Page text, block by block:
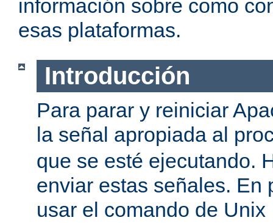
información sobre como
esas plataformas.
Introducción
Para parar y reiniciar
la señal apropiada al
que se esté ejecutando.
enviar estas señales. En
usar el comando de Unix